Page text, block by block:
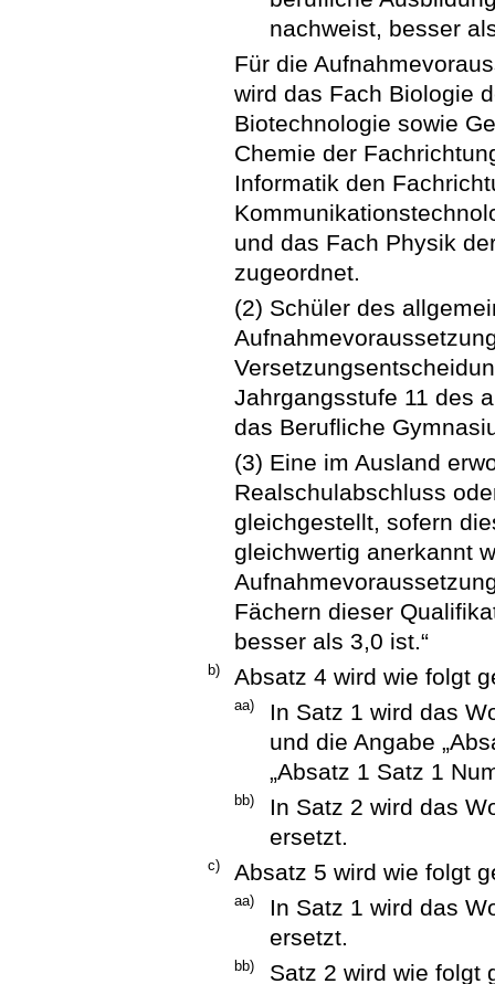
nachweist, besser
Für die
wird das Fach Biologie
Biotechnologie sowie
Chemie der
Informatik den
und das Fach Physik
zugeordnet.
(2) Schüler des
Jahrgangsstufe 11 des
das Berufliche
(3) Eine im Ausland
Realschulabschluss
gleichgestellt, sofern
gleichwertig anerkannt
Fächern dieser
besser als 3,0 ist.“
b) Absatz 4 wird wie folgt
aa)
In Satz 1 wird das
und die Angabe
„Absatz 1 Satz 1
bb)
In Satz 2 wird das
ersetzt.
c) Absatz 5 wird wie folgt
aa)
In Satz 1 wird das
ersetzt.
bb) Satz 2 wird wie folgt